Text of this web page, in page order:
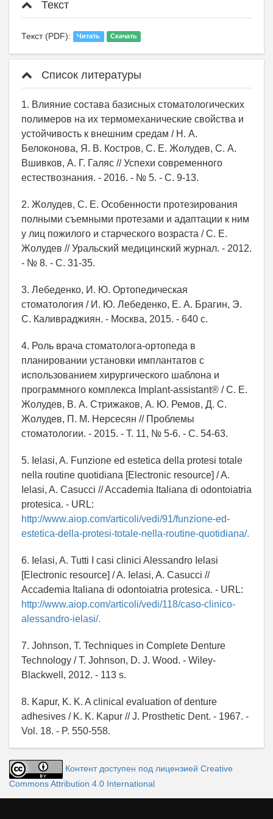
Текст
Текст (PDF): Читать Скачать
Список литературы
1. Влияние состава базисных стоматологических
полимеров на их термомеханические свойства и
устойчивость к внешним средам / Н. А.
Белоконова, Я. В. Костров, С. Е. Жолудев, С. А.
Вшивков, А. Г. Галяс // Успехи современного
естествознания. - 2016. - № 5. - С. 9-13.
2. Жолудев, С. Е. Особенности протезирования
полными съемными протезами и адаптации к ним
у лиц пожилого и старческого возраста / С. Е.
Жолудев // Уральский медицинский журнал. - 2012.
- № 8. - С. 31-35.
3. Лебеденко, И. Ю. Ортопедическая
стоматология / И. Ю. Лебеденко, Е. А. Брагин, Э.
С. Каливраджиян. - Москва, 2015. - 640 с.
4. Роль врача стоматолога-ортопеда в
планировании установки имплантатов с
использованием хирургического шаблона и
программного комплекса Implant-assistant® / С. Е.
Жолудев, В. А. Стрижаков, А. Ю. Ремов, Д. С.
Жолудев, П. М. Нерсесян // Проблемы
стоматологии. - 2015. - Т. 11, № 5-6. - C. 54-63.
5. Ielasi, A. Funzione ed estetica della protesi totale
nella routine quotidiana [Electronic resource] / A.
Ielasi, A. Casucci // Accademia Italiana di odontoiatria
protesica. - URL:
http://www.aiop.com/articoli/vedi/91/funzione-ed-
estetica-della-protesi-totale-nella-routine-quotidiana/.
6. Ielasi, A. Tutti I casi clinici Alessandro Ielasi
[Electronic resource] / A. Ielasi, A. Casucci //
Accademia Italiana di odontoiatria protesica. - URL:
http://www.aiop.com/articoli/vedi/118/caso-clinico-
alessandro-ielasi/.
7. Johnson, T. Techniques in Complete Denture
Technology / T. Johnson, D. J. Wood. - Wiley-
Blackwell, 2012. - 113 s.
8. Kapur, K. K. A clinical evaluation of denture
adhesives / K. K. Kapur // J. Prosthetic Dent. - 1967. -
Vol. 18. - P. 550-558.
Контент доступен под лицензией Creative
Commons Attribution 4.0 International